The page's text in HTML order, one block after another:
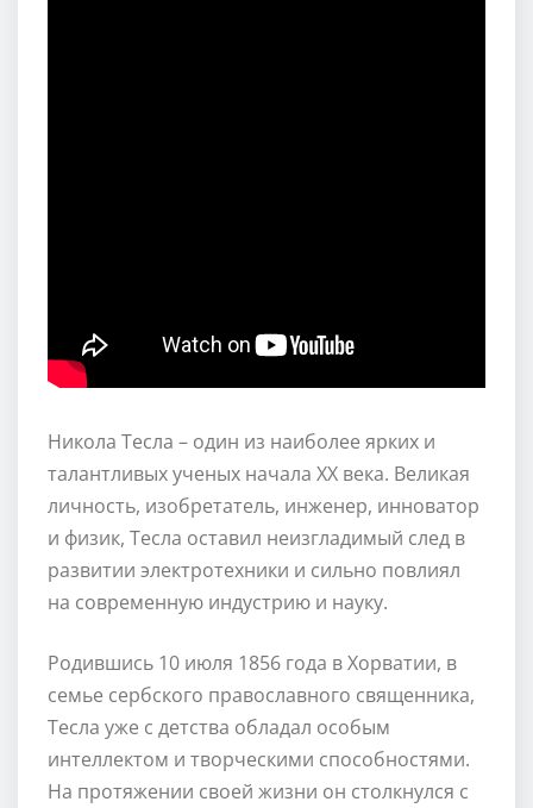
Никола Тесла – один из наиболее ярких и
талантливых ученых начала XX века. Великая
личность, изобретатель, инженер, инноватор
и физик, Тесла оставил неизгладимый след в
развитии электротехники и сильно повлиял
на современную индустрию и науку.
Родившись 10 июля 1856 года в Хорватии, в
семье сербского православного священника,
Тесла уже с детства обладал особым
интеллектом и творческими способностями.
На протяжении своей жизни он столкнулся с